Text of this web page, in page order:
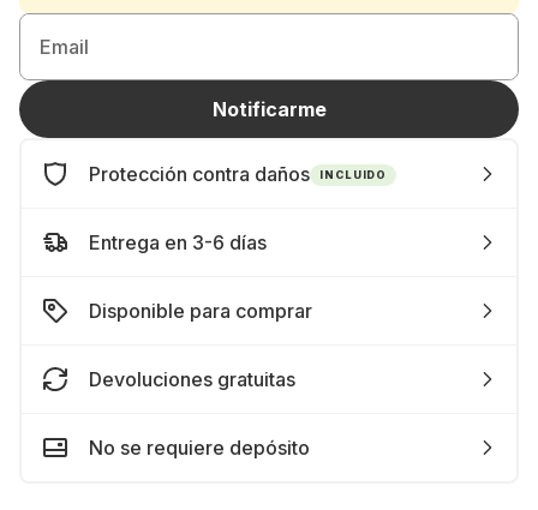
Email
Notificarme
Protección contra daños INCLUIDO
Entrega en 3-6 días
Disponible para comprar
Devoluciones gratuitas
No se requiere depósito